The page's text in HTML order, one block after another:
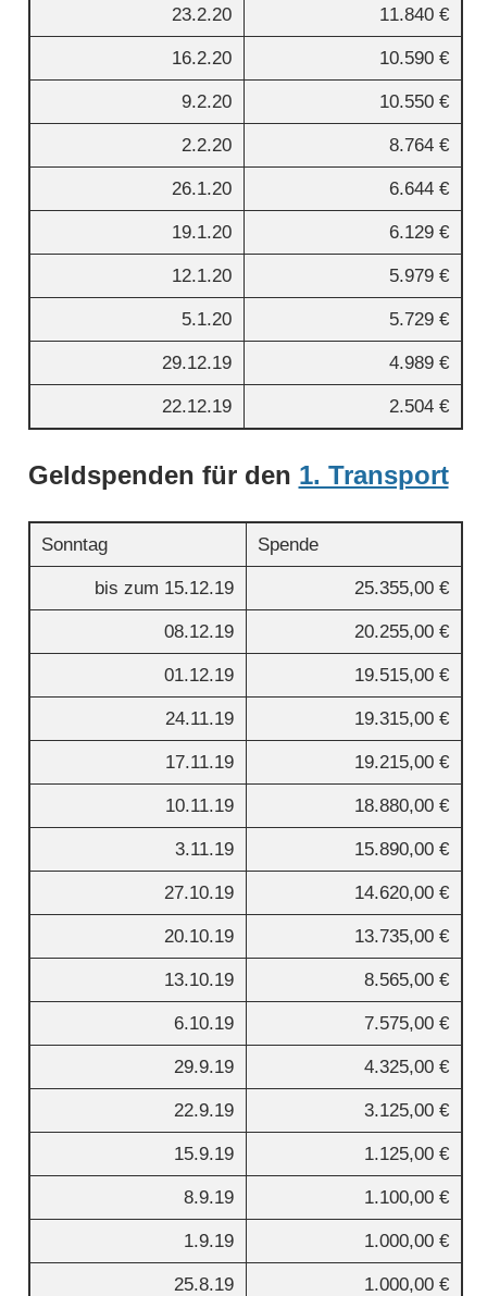
23.2.20 11.840 €
16.2.20 10.590 €
9.2.20 10.550 €
2.2.20 8.764 €
26.1.20 6.644 €
19.1.20 6.129 €
12.1.20 5.979 €
5.1.20 5.729 €
29.12.19 4.989 €
22.12.19 2.504 €
Geldspenden für den 1. Transport
Sonntag Spende
bis zum 15.12.19 25.355,00 €
08.12.19 20.255,00 €
01.12.19 19.515,00 €
24.11.19 19.315,00 €
17.11.19 19.215,00 €
10.11.19 18.880,00 €
3.11.19 15.890,00 €
27.10.19 14.620,00 €
20.10.19 13.735,00 €
13.10.19 8.565,00 €
6.10.19 7.575,00 €
29.9.19 4.325,00 €
22.9.19 3.125,00 €
15.9.19 1.125,00 €
8.9.19 1.100,00 €
1.9.19 1.000,00 €
25.8.19 1.000,00 €